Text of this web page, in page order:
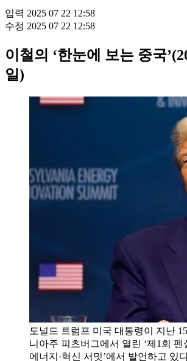
입력 2025 07 22 12:58
수정 2025 07 22 12:58
이철의 ‘한눈에 보는 중국
일)
도널드 트럼프 미국 대통령이 지난
니아주 피츠버그에서 열린 ‘제1회
에너지·혁신 서밋’에서 발언하고 있